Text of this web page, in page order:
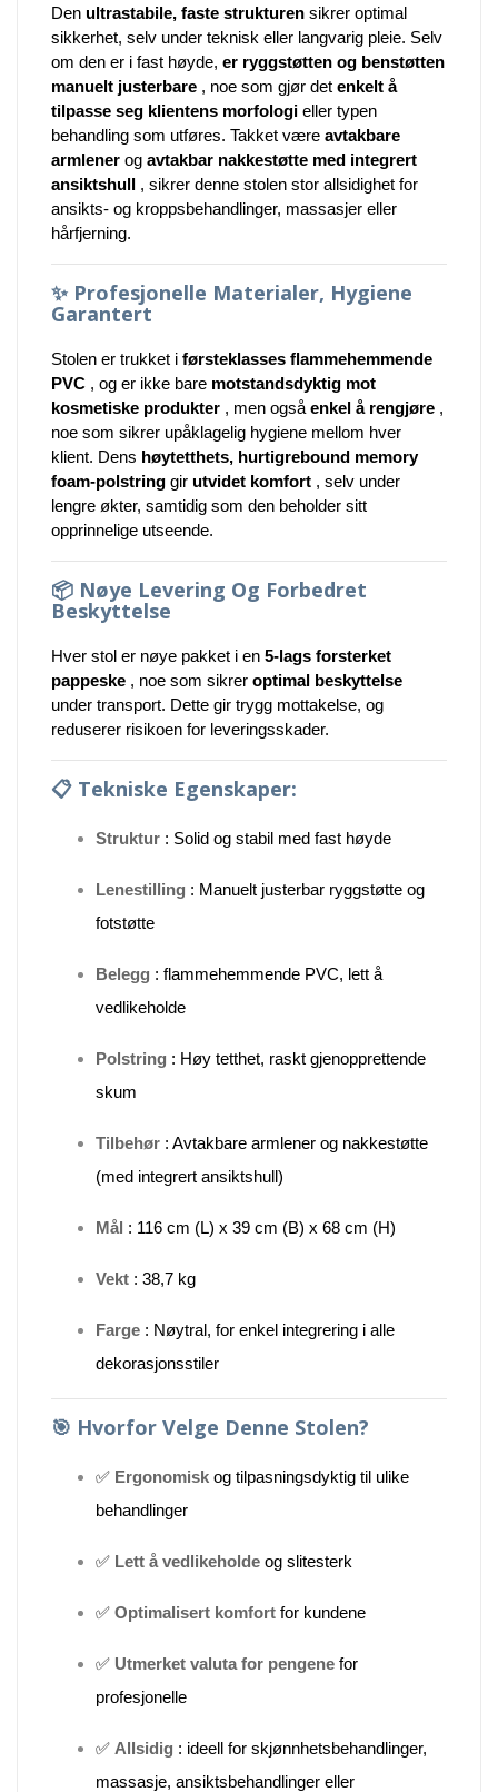
Den ultrastabile, faste strukturen sikrer optimal
sikkerhet, selv under teknisk eller langvarig pleie. Selv
om den er i fast høyde, er ryggstøtten og benstøtten
manuelt justerbare , noe som gjør det enkelt å
tilpasse seg klientens morfologi eller typen
behandling som utføres. Takket være avtakbare
armlener og avtakbar nakkestøtte med integrert
ansiktshull , sikrer denne stolen stor allsidighet for
ansikts- og kroppsbehandlinger, massasjer eller
hårfjerning.
✨ Profesjonelle Materialer, Hygiene
Garantert
Stolen er trukket i førsteklasses flammehemmende
PVC , og er ikke bare motstandsdyktig mot
kosmetiske produkter , men også enkel å rengjøre ,
noe som sikrer upåklagelig hygiene mellom hver
klient. Dens høytetthets, hurtigrebound memory
foam-polstring gir utvidet komfort , selv under
lengre økter, samtidig som den beholder sitt
opprinnelige utseende.
📦 Nøye Levering Og Forbedret
Beskyttelse
Hver stol er nøye pakket i en 5-lags forsterket
pappeske , noe som sikrer optimal beskyttelse
under transport. Dette gir trygg mottakelse, og
reduserer risikoen for leveringsskader.
📋 Tekniske Egenskaper:
Struktur : Solid og stabil med fast høyde
Lenestilling : Manuelt justerbar ryggstøtte og
fotstøtte
Belegg : flammehemmende PVC, lett å
vedlikeholde
Polstring : Høy tetthet, raskt gjenopprettende
skum
Tilbehør : Avtakbare armlener og nakkestøtte
(med integrert ansiktshull)
Mål : 116 cm (L) x 39 cm (B) x 68 cm (H)
Vekt : 38,7 kg
Farge : Nøytral, for enkel integrering i alle
dekorasjonsstiler
🎯 Hvorfor Velge Denne Stolen?
✅ Ergonomisk og tilpasningsdyktig til ulike
behandlinger
✅ Lett å vedlikeholde og slitesterk
✅ Optimalisert komfort for kundene
✅ Utmerket valuta for pengene for
profesjonelle
✅ Allsidig : ideell for skjønnhetsbehandlinger,
massasje, ansiktsbehandlinger eller